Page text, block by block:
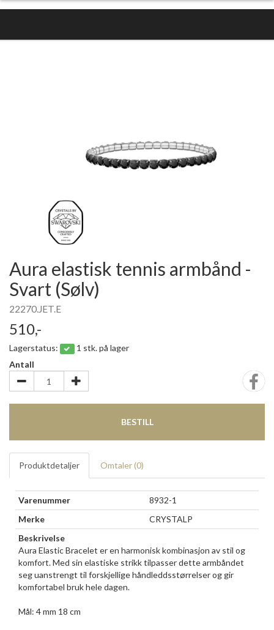
Aura elastisk tennis armbånd -
Svart (Sølv)
22270.JET.E
510,-
Lagerstatus:
1 stk. på lager
Antall
BESTILL
Produktdetaljer Omtaler (0)
Varenummer
8932-1
Merke
CRYSTALP
Beskrivelse
Aura Elastic Bracelet er en harmonisk kombinasjon av stil og
komfort. Med sin elastiske strikk tilpasser dette armbåndet
seg uanstrengt til forskjellige håndleddsstørrelser og gir
komfortabel bruk hele dagen.
Mål: 4 mm 18 cm